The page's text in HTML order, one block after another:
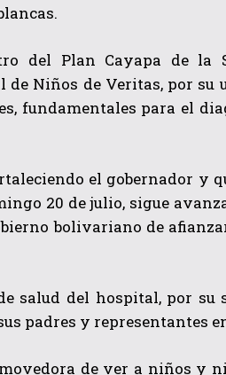
del Plan Cayapa de la
Niños de Veritas, por su
fundamentales para el
el gobernador y
20 de julio, sigue
bolivariano de
salud del hospital, por
padres y representantes
de ver a niños y